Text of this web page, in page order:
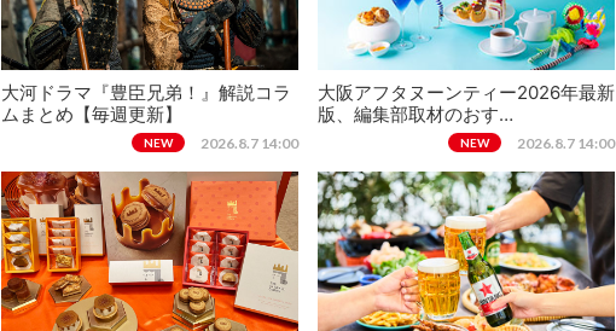
大河ドラマ『豊臣兄弟！』解説コラ
ムまとめ【毎週更新】
NEW 2026.8.7 14:00
大阪アフタヌーンティー2026年最新
版、編集部取材のおす…
NEW 2026.8.7 14:00